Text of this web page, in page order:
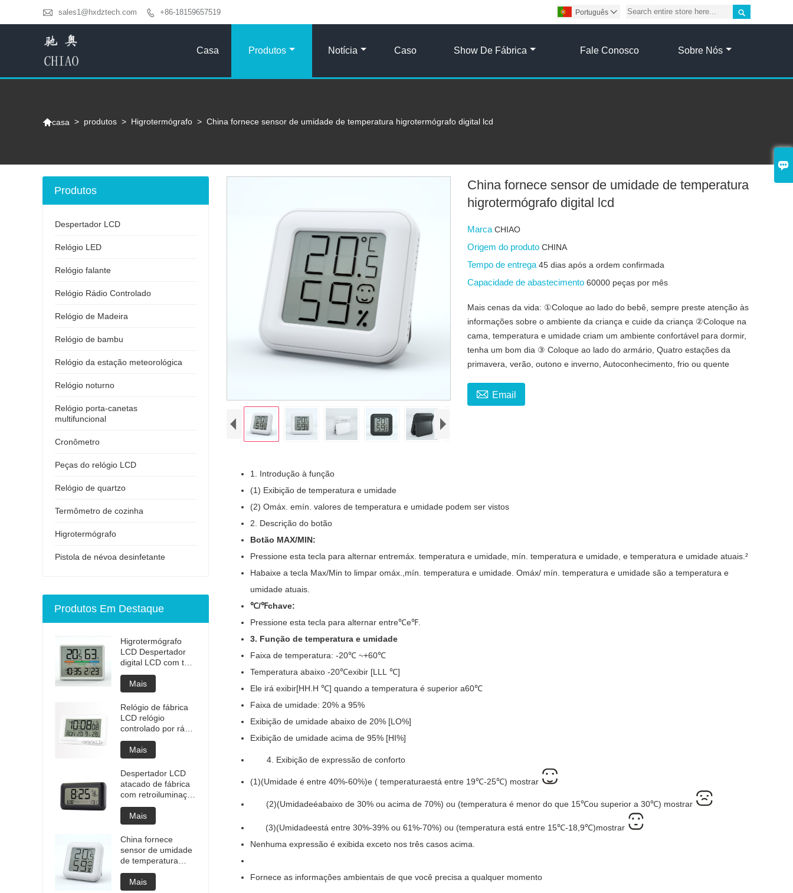

 sales1@hxdztech.com  +86-18159657519 
Português 
Casa Produtos Notícia Caso Show De Fábrica Fale Conosco Sobre Nós
casa > produtos > Higrotermógrafo > China fornece sensor de umidade de temperatura higrotermógrafo digital lcd
China fornece sensor de umidade de temperatura
higrotermógrafo digital lcd
MarcaCHIAO
Origem do produtoCHINA
Tempo de entrega45 dias após a ordem confirmada
Capacidade de abastecimento60000 peças por mês
Mais cenas da vida: ①Coloque ao lado do bebê, sempre preste atenção às
informações sobre o ambiente da criança e cuide da criança ②Coloque na
cama, temperatura e umidade criam um ambiente confortável para dormir,
tenha um bom dia ③ Coloque ao lado do armário, Quatro estações da
primavera, verão, outono e inverno, Autoconhecimento, frio ou quente
 Email
1. Introdução à função
(1) Exibição de temperatura e umidade
(2) Omáx. emín. valores de temperatura e umidade podem ser vistos
2. Descrição do botão
Botão MAX/MIN:
Pressione esta tecla para alternar entremáx. temperatura e umidade, mín. temperatura e umidade, e temperatura e umidade atuais. ²
Habaixe a tecla Max/Min to limpar omáx. mín. temperatura e umidade. Omáx/ mín. temperatura e umidade são a temperatura e
umidade atuais.
℃/℉chave:
Pressione esta tecla para alternar entre℃e℉
3. Função de temperatura e umidade
Faixa de temperatura: -20℃ ~+60℃
Temperatura abaixo -20℃exibir [L LL ℃]
Ele irá exibir[HH.H ℃] quando a temperatura é superior a60℃
Faixa de umidade: 20% a 95%
Exibição de umidade abaixo de 20% [LO%]
Exibição de umidade acima de 95% [HI%]
4. Exibição de expressão de conforto
(1)(Umidade é entre 40%-60%)e ( temperaturaestá entre 19℃-25℃) mostrar
(2)(Umidadeéabaixo de 30% ou acima de 70%) ou (temperatura é menor do que 15℃ou superior a 30℃) mostrar
(3)(Umidadeestá entre 30%-39% ou 61%-70%) ou (temperatura está entre 15℃-18,9℃)mostrar
Nenhuma expressão é exibida exceto nos três casos acima
Fornece as informações ambientais de que você precisa a qualquer momento
Produtos
Despertador LCD
Relógio LED
Relógio falante
Relógio Rádio Controlado
Relógio de Madeira
Relógio de bambu
Relógio da estação meteorológica
Relógio noturno
Relógio porta-canetas
multifuncional
Cronômetro
Peças do relógio LCD
Relógio de quartzo
Termômetro de cozinha
Higrotermógrafo
Pistola de névoa desinfetante
Produtos Em Destaque
Higrotermógrafo
LCD Despertador
digital LCD com tela
colorida de
temperatura e
umidade
Mais
Relógio de fábrica
LCD relógio
controlado por rádio
com luz de fundo
Mais
Despertador LCD
atacado de fábrica
com retroiluminação
de baterias
recarregáveis
Mais
China fornece
sensor de umidade
de temperatura
higrotermógrafo
digital lcd
Mais